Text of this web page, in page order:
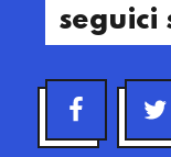
seguici